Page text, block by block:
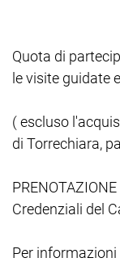
Quota di
le visite guidate
( escluso
di Torrechiara,
Credenziali del
Per